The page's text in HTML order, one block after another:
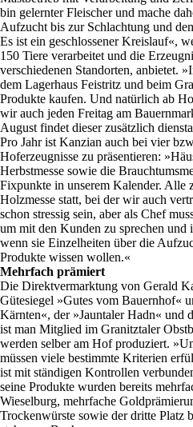
bin gelernter Fleischer und mache
Aufzucht bis zur Schlachtung und
Es ist ein geschlossener Kreislauf«,
150 Tiere verarbeitet und die
verschiedenen Standorten, anbietet.
dem Lagerhaus Feistritz und beim
Produkte kaufen. Und natürlich ab
wir auch jeden Freitag am
August findet dieser zusätzlich
Pro Jahr ist Kanzian auch bei vier
Hoferzeugnisse zu präsentieren:
Herbstmesse sowie die
Fixpunkte in unserem Kalender. Alle
Holzmesse statt, bei der wir auch
schon stressig sein, aber als Chef
um mit den Kunden zu sprechen und
wenn sie Einzelheiten über die
Produkte wissen wollen.«
Mehrfach prämiert
Die Direktvermarktung von Gerald
Gütesiegel »Gutes vom Bauernhof«
Kärnten«, der »Jauntaler Hadn« und
ist man Mitglied im Granitztaler
werden selber am Hof produziert.
müssen viele bestimmte Kriterien
ist mit ständigen Kontrollen
seine Produkte wurden bereits
Wieselburg, mehrfache
Trockenwürste sowie der dritte Platz